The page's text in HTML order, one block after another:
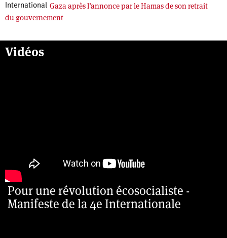
International Gaza après l’annonce par le Hamas de son retrait
du gouvernement
Vidéos
Pour une révolution écosocialiste -
Manifeste de la 4e Internationale